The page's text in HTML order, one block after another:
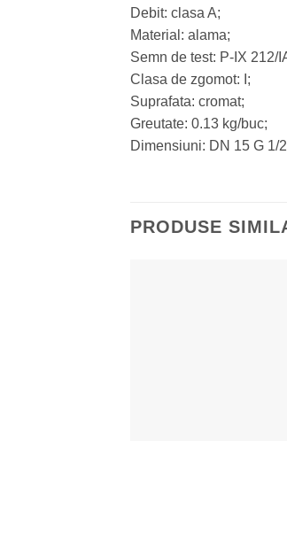
Debit: clasa A;
Material: alama;
Semn de test: P-IX 212/
Clasa de zgomot: I;
Suprafata: cromat;
Greutate: 0.13 kg/buc;
Dimensiuni: DN 15 G 1/
PRODUSE